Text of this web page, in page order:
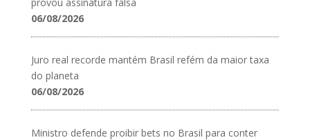
06/08/2026
Juro real recorde mantém Brasil refém da maior taxa
do planeta
06/08/2026
Ministro defende proibir bets no Brasil para conter